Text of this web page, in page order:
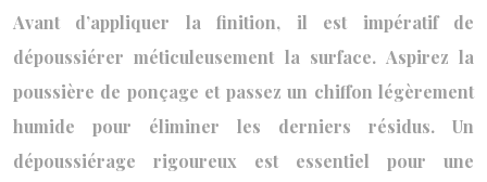
Avant d’appliquer la finition, il est impératif de
dépoussiérer méticuleusement la surface. Aspirez la
poussière de ponçage et passez un chiffon légèrement
humide pour éliminer les derniers résidus. Un
dépoussiérage rigoureux est essentiel pour une